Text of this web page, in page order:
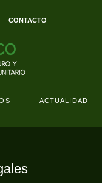
CONTACTO
ACTUALIDAD